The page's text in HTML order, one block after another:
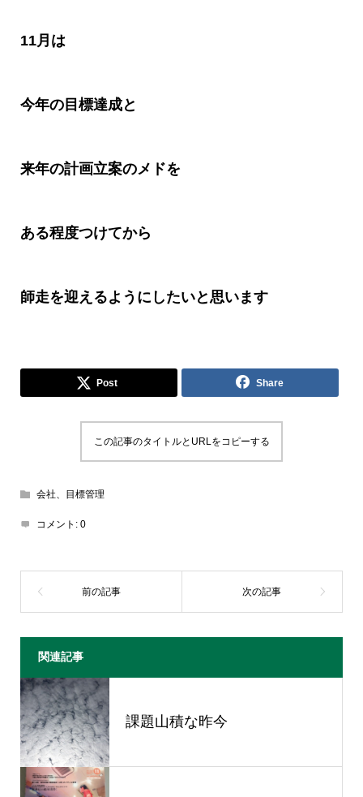
11月は
今年の目標達成と
来年の計画立案のメドを
ある程度つけてから
師走を迎えるようにしたいと思います
Post Share
この記事のタイトルとURLをコピーする
会社、目標管理
コメント: 0
関連記事
課題山積な昨今